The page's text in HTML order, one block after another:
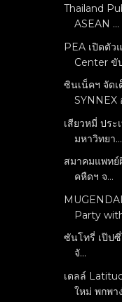
Thailand
ASEAN ...
PEA เปิดตั
Center ขั
ซินเน็คฯ จัด
SYNNEX
เสียวหมี่ ปร
มหาวิทยา...
สมาคมแพทย์
คหืดฯ จ...
Party
ซันโทรี่ เป๊ปซี่
จั...
เดลล์
ใหม่ พกพา